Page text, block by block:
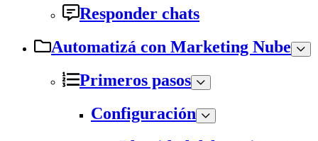
Responder chats
Automatizá con Marketing Nube
Primeros pasos
Configuración